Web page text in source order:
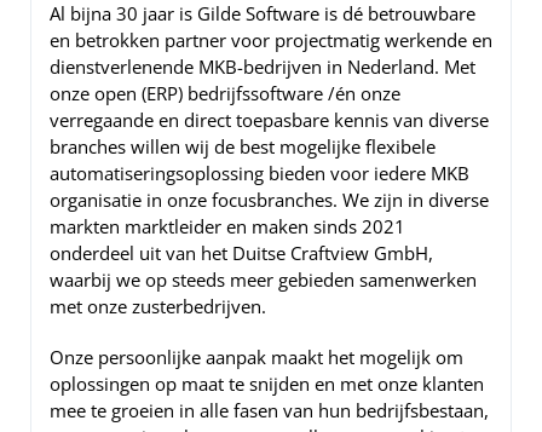
Al bijna 30 jaar is Gilde Software is dé betrouwbare
en betrokken partner voor projectmatig werkende en
dienstverlenende MKB-bedrijven in Nederland. Met
onze open (ERP) bedrijfssoftware /én onze
verregaande en direct toepasbare kennis van diverse
branches willen wij de best mogelijke flexibele
automatiseringsoplossing bieden voor iedere MKB
organisatie in onze focusbranches. We zijn in diverse
markten marktleider en maken sinds 2021
onderdeel uit van het Duitse Craftview GmbH,
waarbij we op steeds meer gebieden samenwerken
met onze zusterbedrijven.
Onze persoonlijke aanpak maakt het mogelijk om
oplossingen op maat te snijden en met onze klanten
mee te groeien in alle fasen van hun bedrijfsbestaan,